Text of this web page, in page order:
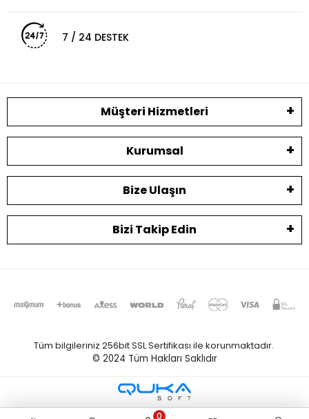
7 / 24 DESTEK
Müşteri Hizmetleri
Kurumsal
Bize Ulaşın
Bizi Takip Edin
Tüm bilgileriniz 256bit SSL Sertifikası ile korunmaktadır.
© 2024 Tüm Hakları Saklıdır
0